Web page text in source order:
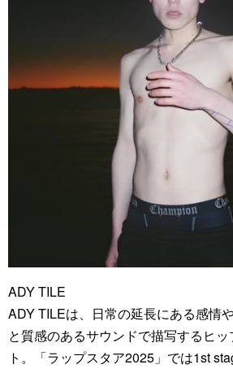
ADY TILE
ADY TILEは、日常の延長にある感情
と質感のあるサウンドで描写するヒ
ト。「ラップスタア2025」では1st